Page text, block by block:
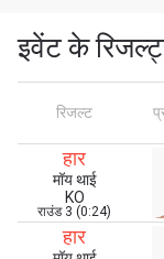
इवेंट के
रिजल्ट
हार
मॉय थाई
KO
राउंड 3 (0:24)
हार
STAY IN
to gain
and get first
events.
ईमेल